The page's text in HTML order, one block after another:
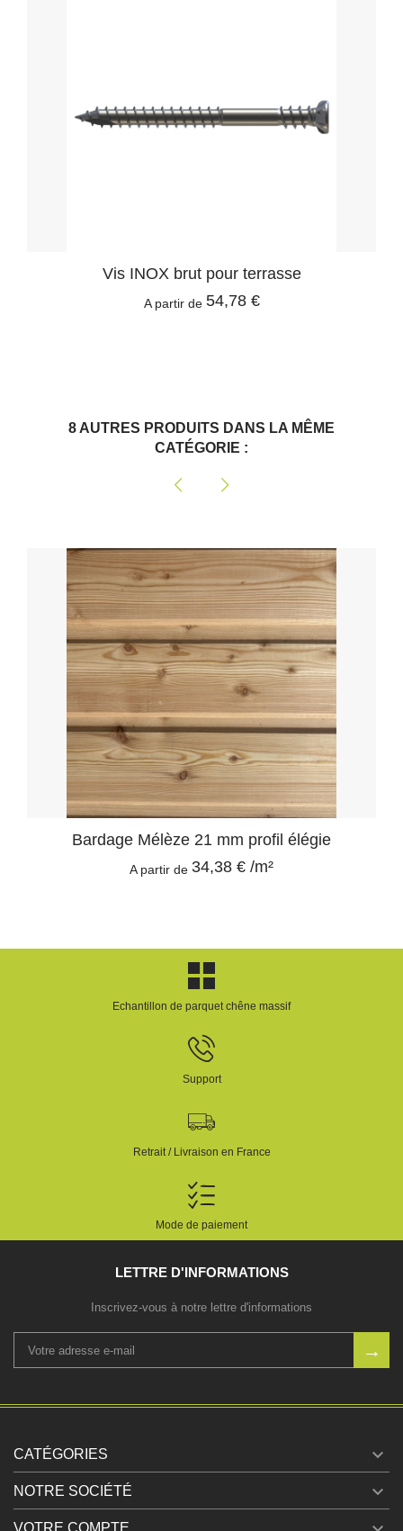
Vis INOX brut pour terrasse
A partir de 54,78 €
8 AUTRES PRODUITS DANS LA MÊME
CATÉGORIE :
Bardage Mélèze 21 mm profil élégie
A partir de 34,38 € /m²
Echantillon de parquet chêne massif
Support
Retrait / Livraison en France
Mode de paiement
LETTRE D'INFORMATIONS
Inscrivez-vous à notre lettre d'informations
CATÉGORIES 
NOTRE SOCIÉTÉ 
VOTRE COMPTE